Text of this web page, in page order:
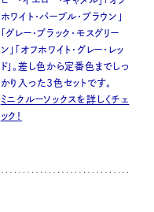
ホワイト・パープル・ブラウン」
「グレー・ブラック・モスグリー
ン」「オフホワイト・グレー・レッ
ド」。差し色から定番色までしっ
かり入った３色セットです。
ミニクルーソックスを詳しくチェ
ック！